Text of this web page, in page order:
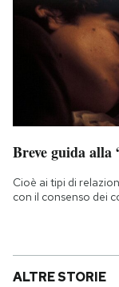
Breve guida alla
Cioè ai tipi di
con il consenso dei
ALTRE STORIE